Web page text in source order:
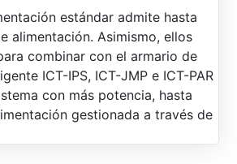
estándar admite hasta
alimentación. Asimismo, ellos
combinar con el armario de
ICT-IPS, ICT-JMP e ICT-PAR
con más potencia, hasta
gestionada a través de